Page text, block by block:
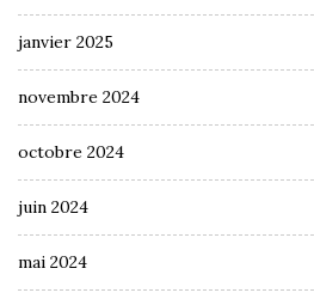
janvier 2025
novembre 2024
octobre 2024
juin 2024
mai 2024